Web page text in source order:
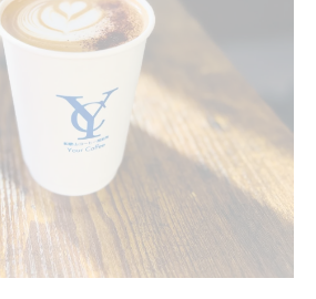
家カフェで特別なコーヒー時間
も驚く隠れ家のエスプレッソ体験
で堪能する本格コーヒーの魅力
つける隠れ家コーヒースポット
ソとコーヒーで過ごす贅沢な一日
コーヒーの極上時間へ
ツとコーヒーで癒やしの時間
むコーヒーとスイーツの調和